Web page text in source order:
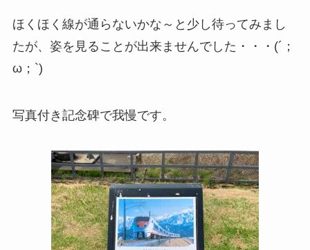
ほくほく線が通らないかな～と少し待ってみまし
たが、姿を見ることが出来ませんでした・・・(´；
ω；`)
写真付き記念碑で我慢です。